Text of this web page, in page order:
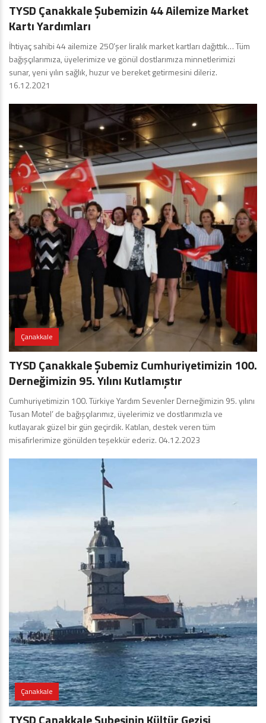
TYSD Çanakkale Şubemizin 44 Ailemize Market
Kartı Yardımları
İhtiyaç sahibi 44 ailemize 250’şer liralık market kartları dağıttık… Tüm
bağışçılarımıza, üyelerimize ve gönül dostlarımıza minnetlerimizi
sunar, yeni yılın sağlık, huzur ve bereket getirmesini dileriz.
16.12.2021
Çanakkale
TYSD Çanakkale Şubemiz Cumhuriyetimizin 100.
Derneğimizin 95. Yılını Kutlamıştır
Cumhuriyetimizin 100. Türkiye Yardım Sevenler Derneğimizin 95. yılını
Tusan Motel’ de bağışçılarımız, üyelerimiz ve dostlarımızla ve
kutlayarak güzel bir gün geçirdik. Katılan, destek veren tüm
misafirlerimize gönülden teşekkür ederiz. 04.12.2023
Çanakkale